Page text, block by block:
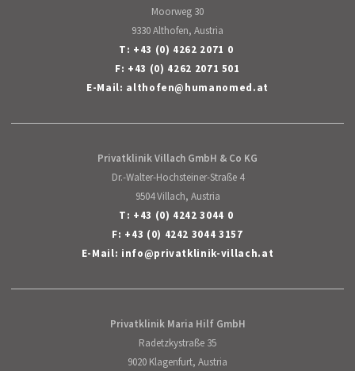
Moorweg 30
9330 Althofen, Austria
T: +43 (0) 4262 2071 0
F: +43 (0) 4262 2071 501
E-Mail: althofen@humanomed.at
Privatklinik Villach GmbH & Co KG
Dr.-Walter-Hochsteiner-Straße 4
9504 Villach, Austria
T: +43 (0) 4242 3044 0
F: +43 (0) 4242 3044 3157
E-Mail: info@privatklinik-villach.at
Privatklinik Maria Hilf GmbH
Radetzkystraße 35
9020 Klagenfurt, Austria